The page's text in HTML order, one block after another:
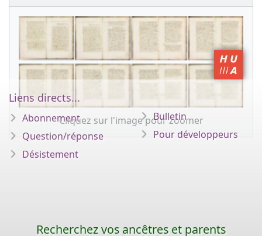
Cliquez sur l'image pour zoomer
Liens directs...
Abonnement
Question/réponse
Désistement
Bulletin
Pour développeurs
Recherchez vos ancêtres et parents